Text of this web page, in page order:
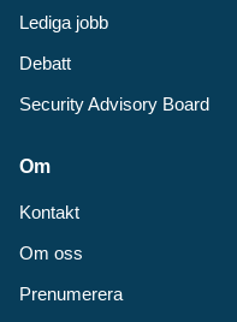
Lediga jobb
Debatt
Security Advisory Board
Om
Kontakt
Om oss
Prenumerera